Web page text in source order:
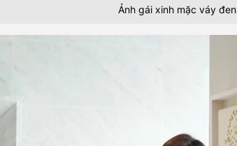
Ảnh gái xinh mặc váy đen